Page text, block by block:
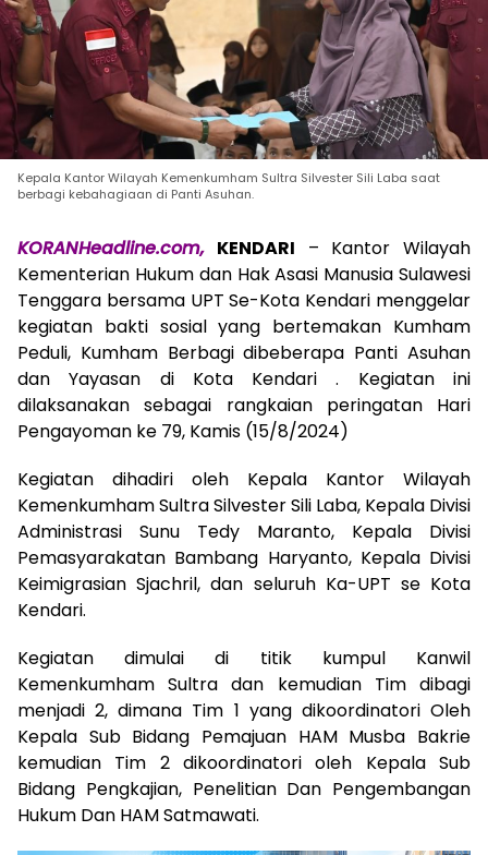
Kepala Kantor Wilayah Kemenkumham Sultra Silvester Sili Laba saat
berbagi kebahagiaan di Panti Asuhan.
KORANHeadline.com, KENDARI – Kantor Wilayah
Kementerian Hukum dan Hak Asasi Manusia Sulawesi
Tenggara bersama UPT Se-Kota Kendari menggelar
kegiatan bakti sosial yang bertemakan Kumham
Peduli, Kumham Berbagi dibeberapa Panti Asuhan
dan Yayasan di Kota Kendari . Kegiatan ini
dilaksanakan sebagai rangkaian peringatan Hari
Pengayoman ke 79, Kamis (15/8/2024)
Kegiatan dihadiri oleh Kepala Kantor Wilayah
Kemenkumham Sultra Silvester Sili Laba, Kepala Divisi
Administrasi Sunu Tedy Maranto, Kepala Divisi
Pemasyarakatan Bambang Haryanto, Kepala Divisi
Keimigrasian Sjachril, dan seluruh Ka-UPT se Kota
Kendari.
Kegiatan dimulai di titik kumpul Kanwil
Kemenkumham Sultra dan kemudian Tim dibagi
menjadi 2, dimana Tim 1 yang dikoordinatori Oleh
Kepala Sub Bidang Pemajuan HAM Musba Bakrie
kemudian Tim 2 dikoordinatori oleh Kepala Sub
Bidang Pengkajian, Penelitian Dan Pengembangan
Hukum Dan HAM Satmawati.